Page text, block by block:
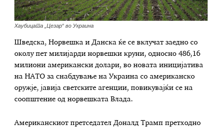
Хаубицата „Цезар“ во Украина
Шведска, Норвешка и Данска ќе се вклучат заедно со
околу пет милијарди норвешки круни, односно 486,16
милиони американски долари, во новата иницијатива
на НАТО за снабдување на Украина со американско
оружје, jaвија светските агенции, повикувајќи се на
соопштение од норвешката Влада.
Американскиот претседател Доналд Трамп претходно